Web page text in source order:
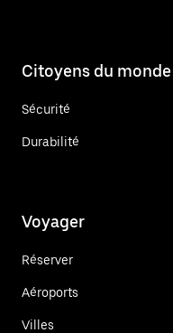
Citoyens du monde
Sécurité
Durabilité
Voyager
Réserver
Aéroports
Villes